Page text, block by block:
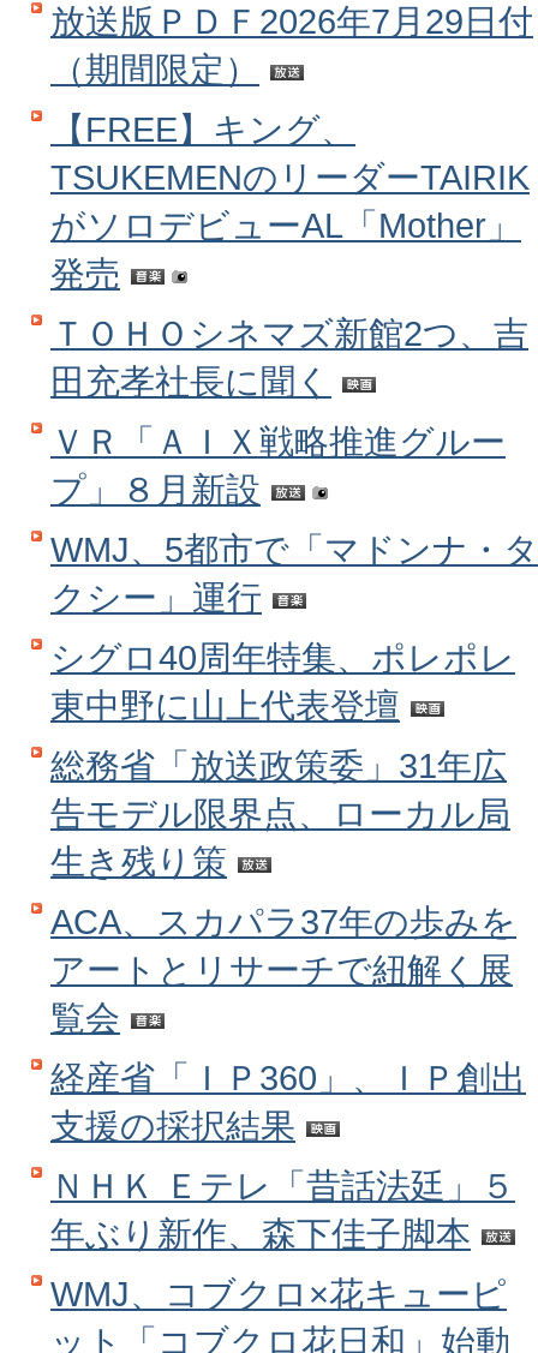
放送版ＰＤＦ2026年7月29日付
（期間限定）
【FREE】キング、
TSUKEMENのリーダーTAIRIK
がソロデビューAL「Mother」
発売
ＴＯＨＯシネマズ新館2つ、吉
田充孝社長に聞く
ＶＲ「ＡＩＸ戦略推進グルー
プ」８月新設
WMJ、5都市で「マドンナ・タ
クシー」運行
シグロ40周年特集、ポレポレ
東中野に山上代表登壇
総務省「放送政策委」31年広
告モデル限界点、ローカル局
生き残り策
ACA、スカパラ37年の歩みを
アートとリサーチで紐解く展
覧会
経産省「ＩＰ360」、ＩＰ創出
支援の採択結果
ＮＨＫ Ｅテレ「昔話法廷」５
年ぶり新作、森下佳子脚本
WMJ、コブクロ×花キューピ
ット「コブクロ花日和」始動